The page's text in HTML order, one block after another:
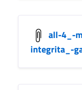
all-4_-
integrita_-